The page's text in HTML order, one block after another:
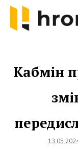
Skip
content
Кабмін